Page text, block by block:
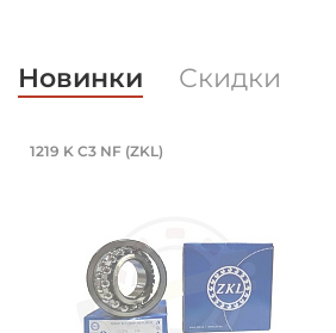
Новинки Скидки
Подшипник
1219 K C3 NF (ZKL)